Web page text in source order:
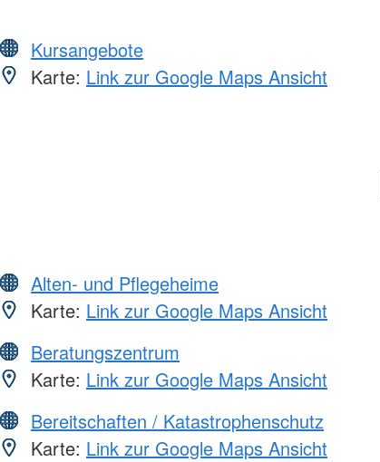
Kursangebote
Karte: Link zur Google Maps Ansicht
Alten- und Pflegeheime
Karte: Link zur Google Maps Ansicht
Beratungszentrum
Karte: Link zur Google Maps Ansicht
Bereitschaften / Katastrophenschutz
Karte: Link zur Google Maps Ansicht